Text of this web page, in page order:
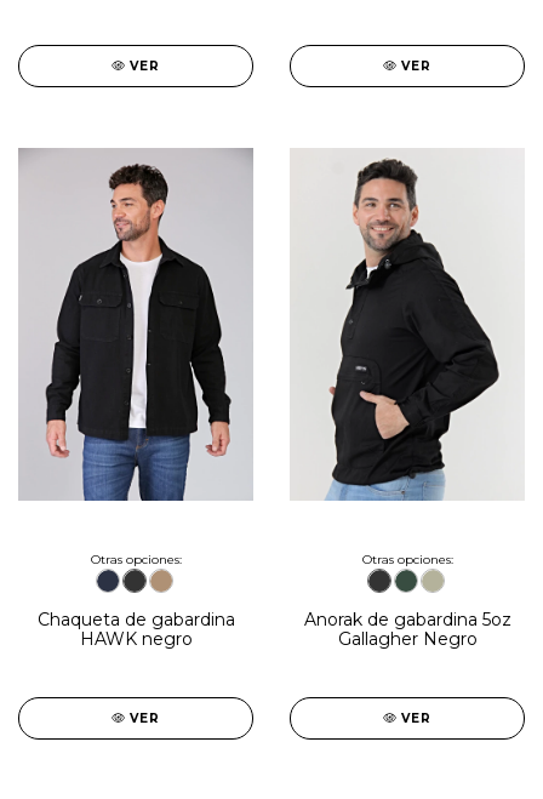
VER VER
Otras opciones:
Chaqueta de gabardina
HAWK negro
VER
Otras opciones:
Anorak de gabardina 5oz
Gallagher Negro
VER